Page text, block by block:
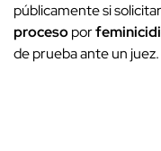
públicamente si
procesopor
de prueba ante un juez.